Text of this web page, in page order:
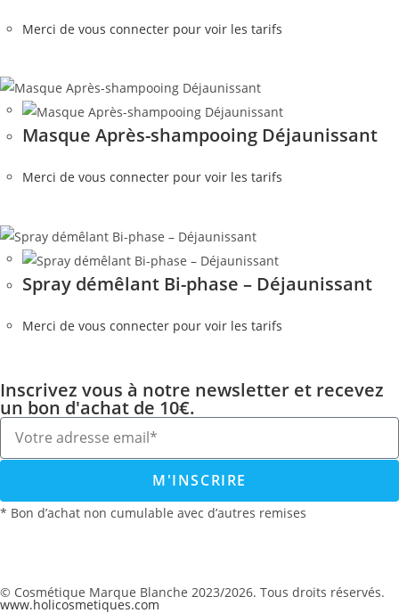
Merci de vous connecter pour voir les tarifs
Masque Après-shampooing Déjaunissant
Merci de vous connecter pour voir les tarifs
Spray démêlant Bi-phase – Déjaunissant
Merci de vous connecter pour voir les tarifs
Inscrivez vous à notre newsletter et recevez
un bon d'achat de 10€.
M'INSCRIRE
* Bon d’achat non cumulable avec d’autres remises
© Cosmétique Marque Blanche 2023/2026. Tous droits réservés.
www.holicosmetiques.com